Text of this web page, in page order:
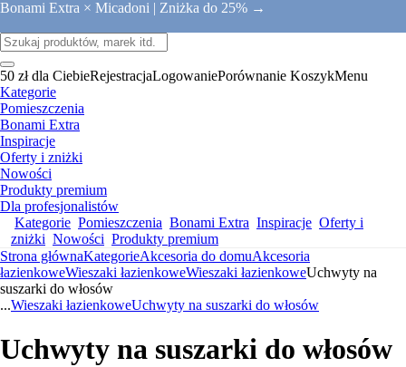
Bonami Extra × Micadoni | Zniżka do 25% →
50 zł dla CiebieRejestracjaLogowaniePorównanie KoszykMenu
Kategorie
Pomieszczenia
Bonami Extra
Inspiracje
Oferty i zniżki
Nowości
Produkty premium
Dla profesjonalistów
Kategorie Pomieszczenia Bonami Extra Inspiracje Oferty i
zniżki Nowości Produkty premium
Strona głównaKategorieAkcesoria do domuAkcesoria
łazienkoweWieszaki łazienkoweWieszaki łazienkoweUchwyty na
suszarki do włosów
...Wieszaki łazienkoweUchwyty na suszarki do włosów
Uchwyty na suszarki do włosów